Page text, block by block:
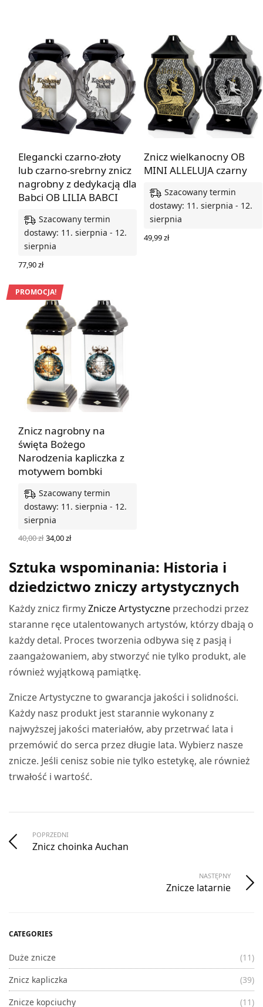
Elegancki czarno-złoty
lub czarno-srebrny znicz
nagrobny z dedykacją dla
Babci OB LILIA BABCI
Szacowany termin
dostawy: 11. sierpnia - 12.
sierpnia
77,90zł
Znicz wielkanocny OB
MINI ALLELUJA czarny
Szacowany termin
dostawy: 11. sierpnia - 12.
sierpnia
49,99zł
PROMOCJA!
Znicz nagrobny na
święta Bożego
Narodzenia kapliczka z
motywem bombki
Szacowany termin
dostawy: 11. sierpnia - 12.
sierpnia
40,00zł Pierwotna
cena
40,00 zł.
34,00złAktualna
34,00 zł.
Sztuka wspominania: Historia i
dziedzictwo zniczy artystycznych
Każdy znicz firmyZnicze Artystyczne przechodzi przez
staranne ręce utalentowanych artystów, którzy dbają o
każdy detal. Proces tworzenia odbywa się z pasją i
zaangażowaniem, aby stworzyć nie tylko produkt, ale
również wyjątkową pamiątkę.
Znicze Artystyczne to gwarancja jakości i solidności.
Każdy nasz produkt jest starannie wykonany z
najwyższej jakości materiałów, aby przetrwać lata i
przemówić do serca przez długie lata. Wybierz nasze
znicze. Jeśli cenisz sobie nie tylko estetykę, ale również
trwałość i wartość.
POPRZEDNI
Znicz choinka Auchan
NASTĘPNY
Znicze latarnie
CATEGORIES
Duże znicze
(11)
Znicz kapliczka
(39)
Znicze kopciuchy
(11)